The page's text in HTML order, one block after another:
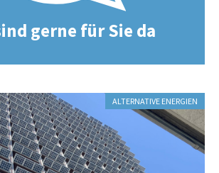
gerne für Sie da
ALTERNATIVE ENERGIEN